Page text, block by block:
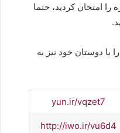
امتحان کردید، حتما
با دوستان خود نیز به
yun.ir/vqzet7
http://iwo.ir/vu6d4